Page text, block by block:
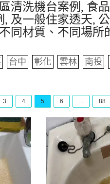
清洗機台案例, 食
及一般住家透天,
同材質、不同場
台中 彰化 雲林 南投
3 4 5 6 ... 88